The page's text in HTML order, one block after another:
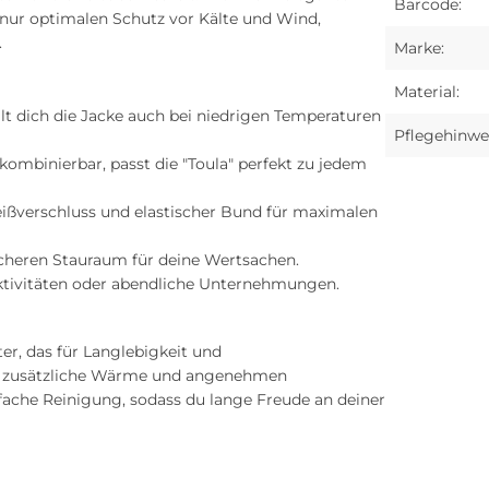
Barcode:
Marke:
Material:
optimalen Schutz vor Kälte und Wind,
die Jacke auch bei niedrigen Temperaturen
passt die "Toula" perfekt zu jedem
und elastischer Bund für maximalen
Stauraum für deine Wertsachen.
oder abendliche Unternehmungen.
das für Langlebigkeit und
Wärme und angenehmen
Reinigung, sodass du lange Freude an deiner